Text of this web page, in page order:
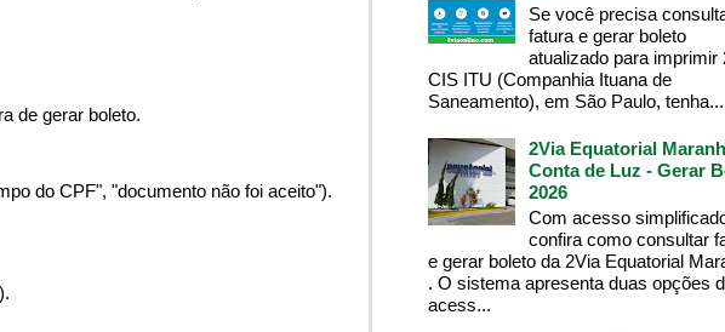
de gerar boleto.
do CPF", "documento não foi aceito").
Se você precisa
fatura e gerar boleto
atualizado para imprimir
CIS ITU (Companhia Ituana de
Saneamento), em São Paulo, tenha...
2Via Equatorial
Conta de Luz - Gerar
2026
Com acesso
confira como consultar
e gerar boleto da 2Via Equatorial
. O sistema apresenta duas opções
acess...